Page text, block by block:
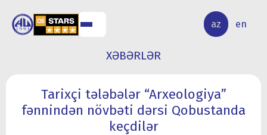
az en
ELMİ
TƏDQİQAT
XƏBƏRLƏR
Tarixçi tələbələr “Arxeologiya”
fənnindən növbəti dərsi Qobustanda
keçdilər